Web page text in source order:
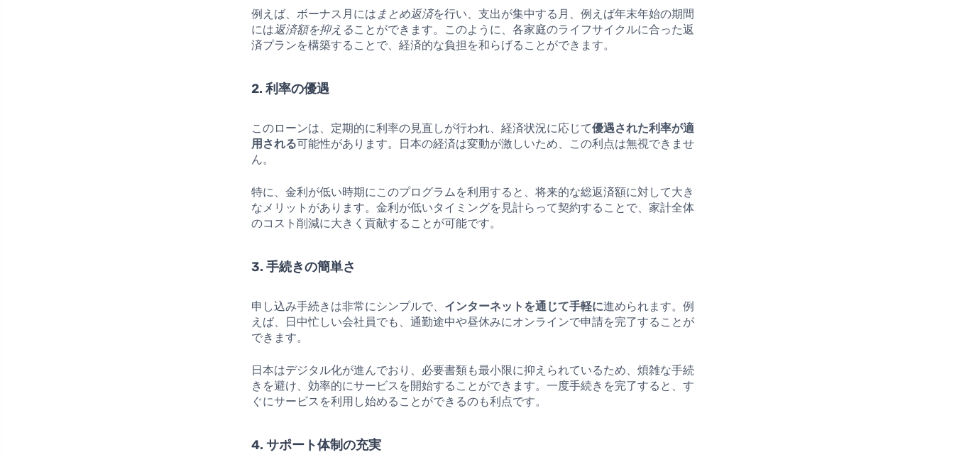
例えば、ボーナス月には まとめ返済を行い、支出が集中する月、例えば年末年始の期間
には返済額を抑えることができます。このように、各家庭のライフサイクルに合った返
済プランを構築することで、経済的な負担を和らげることができます。
2. 利率の優遇
このローンは、定期的に利率の見直しが行われ、経済状況に応じて優遇された利率が適
用される可能性があります。日本の経済は変動が激しいため、この利点は無視できませ
ん。
特に、金利が低い時期にこのプログラムを利用すると、将来的な総返済額に対して大き
なメリットがあります。金利が低いタイミングを見計らって契約することで、家計全体
のコスト削減に大きく貢献することが可能です。
3. 手続きの簡単さ
申し込み手続きは非常にシンプルで、 インターネットを通じて手軽に進められます。例
えば、日中忙しい会社員でも、通勤途中や昼休みにオンラインで申請を完了することが
できます。
日本はデジタル化が進んでおり、必要書類も最小限に抑えられているため、煩雑な手続
きを避け、効率的にサービスを開始することができます。一度手続きを完了すると、す
ぐにサービスを利用し始めることができるのも利点です。
4. サポート体制の充実